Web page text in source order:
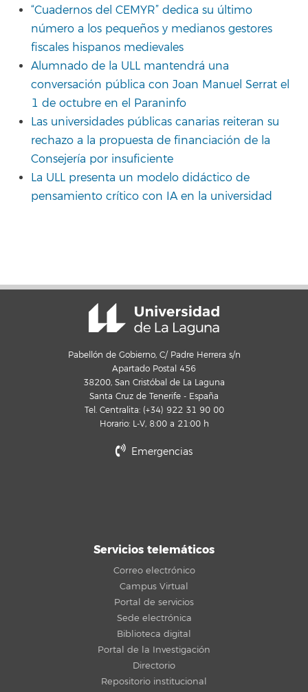
“Cuadernos del CEMYR” dedica su último
número a los pequeños y medianos gestores
fiscales hispanos medievales
Alumnado de la ULL mantendrá una
conversación pública con Joan Manuel Serrat el
1 de octubre en el Paraninfo
Las universidades públicas canarias reiteran su
rechazo a la propuesta de financiación de la
Consejería por insuficiente
La ULL presenta un modelo didáctico de
pensamiento crítico con IA en la universidad
Pabellón de Gobierno, C/ Padre Herrera s/n
Apartado Postal 456
38200, San Cristóbal de La Laguna
Santa Cruz de Tenerife - España
Tel. Centralita: (+34) 922 31 90 00
Horario: L-V, 8:00 a 21:00 h
Emergencias
Servicios telemáticos
Correo electrónico
Campus Virtual
Portal de servicios
Sede electrónica
Biblioteca digital
Portal de la Investigación
Directorio
Repositorio institucional